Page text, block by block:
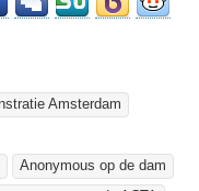
Amsterdam
Anonymous op de dam